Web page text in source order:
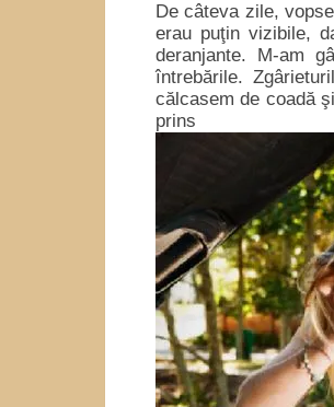
De câteva zile,
erau puţin vizibile,
deranjante. M-am
întrebările.
călcasem de coadă